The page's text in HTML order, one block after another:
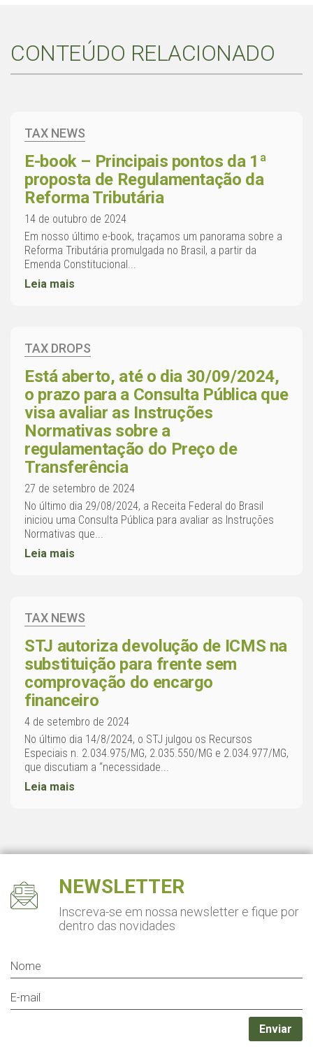
CONTEÚDO RELACIONADO
TAX NEWS
E-book – Principais pontos da 1ª
proposta de Regulamentação da
Reforma Tributária
14 de outubro de 2024
Em nosso último e-book, traçamos um panorama sobre a
Reforma Tributária promulgada no Brasil, a partir da
Emenda Constitucional...
Leia mais
TAX DROPS
Está aberto, até o dia 30/09/2024,
o prazo para a Consulta Pública que
visa avaliar as Instruções
Normativas sobre a
regulamentação do Preço de
Transferência
27 de setembro de 2024
No último dia 29/08/2024, a Receita Federal do Brasil
iniciou uma Consulta Pública para avaliar as Instruções
Normativas que...
Leia mais
TAX NEWS
STJ autoriza devolução de ICMS na
substituição para frente sem
comprovação do encargo
financeiro
4 de setembro de 2024
No último dia 14/8/2024, o STJ julgou os Recursos
Especiais n. 2.034.975/MG, 2.035.550/MG e 2.034.977/MG,
que discutiam a “necessidade...
Leia mais
NEWSLETTER
Inscreva-se em nossa newsletter e fique por
dentro das novidades